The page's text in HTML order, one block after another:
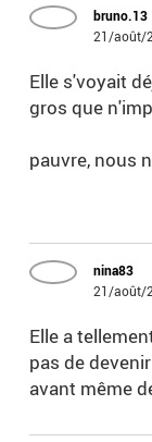
bruno.13
21/août/
Elle s'voyait
gros que
Elle
pauvre, nous
nina83
21/août/
Elle a
pas de
avant même